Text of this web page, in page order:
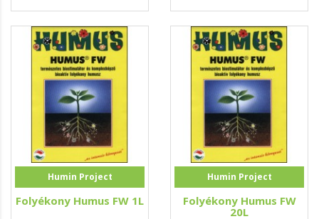
Humin Project
Folyékony Humus FW 1L
Humin Project
Folyékony Humus FW
20L